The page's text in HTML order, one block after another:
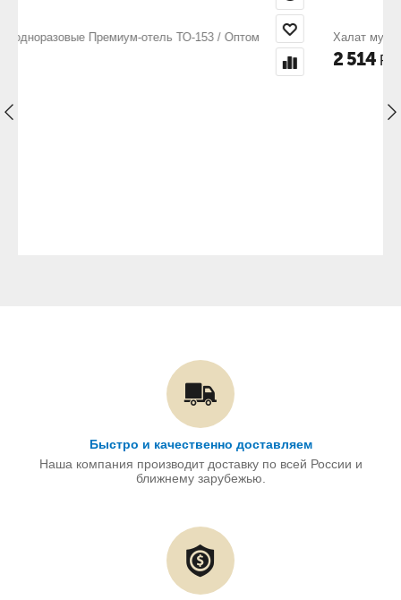
Оптом Халат мужской махровый шаль / Белый
Быстро и качественно доставляем
Наша компания производит доставку по всей России и
ближнему зарубежью.